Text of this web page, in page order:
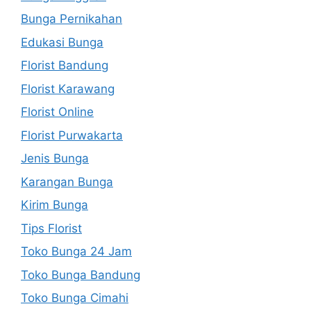
Bunga Pernikahan
Edukasi Bunga
Florist Bandung
Florist Karawang
Florist Online
Florist Purwakarta
Jenis Bunga
Karangan Bunga
Kirim Bunga
Tips Florist
Toko Bunga 24 Jam
Toko Bunga Bandung
Toko Bunga Cimahi